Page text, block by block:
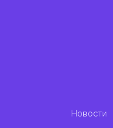
Новости